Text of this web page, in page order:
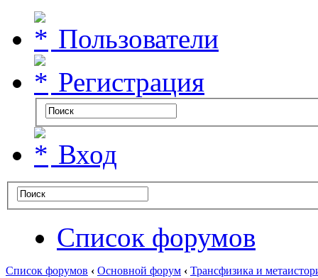
Пользователи
Регистрация
Вход
Список форумов
Список форумов ‹ Основной форум ‹ Трансфизика и